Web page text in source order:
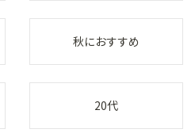
秋におすすめ
20代